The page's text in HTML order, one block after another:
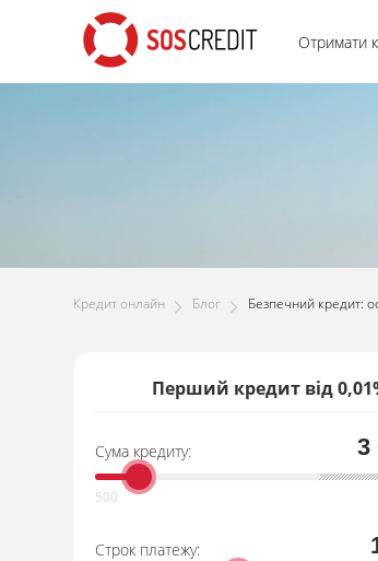
Отримати
Кредит онлайн Блог Безпечний кредит:
Перший кредит від
Сума кредиту: 3
Строк платежу: